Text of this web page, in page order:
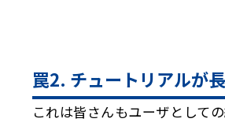
罠2. チュートリアルが
これは皆さんもユーザとして